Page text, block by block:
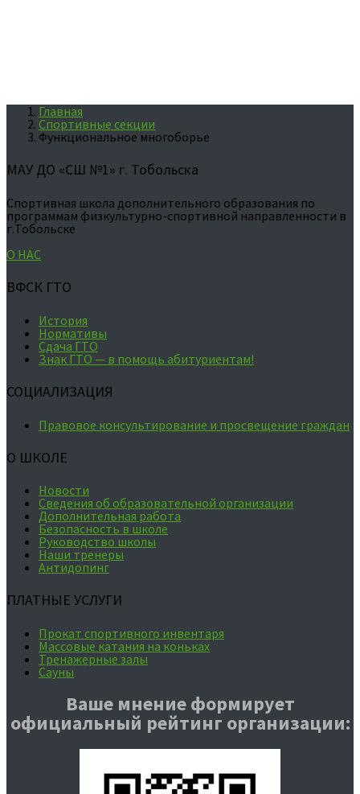
Главная
Спортивные секции
Функциональное многоборье
МАУ ДО «СШ №1» г. Тобольска
Спортивная школа дополнительного образования по
программам физкультурно-спортивной направленности в
г.Тобольске
О НАС
ВФСК ГТО
История
Нормативы
Сдача ГТО
Знак ГТО — в помощь абитуриентам!
СОЦИАЛИЗАЦИЯ
Правовое консультирование и просвещение граждан
О ШКОЛЕ
Новости
Сведения об образовательной организации
Дополнительная работа
Безопасность в школе
Руководство школы
Наши тренеры
Антидопинг
ПЛАТНЫЕ УСЛУГИ
Прокат спортивного инвентаря
Массовые катания на коньках
Тренажерные залы
Сауны
Ваше мнение формирует
официальный рейтинг организации: